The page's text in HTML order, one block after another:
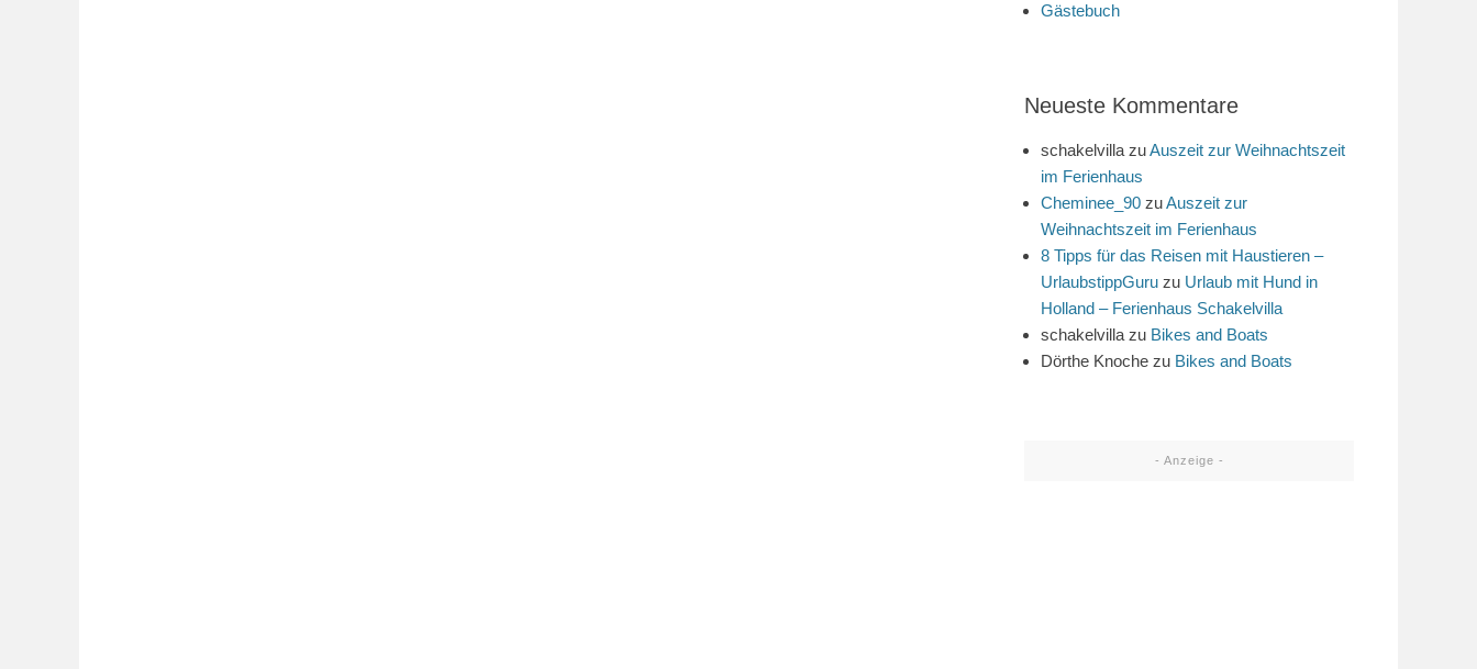
Gästebuch
Neueste Kommentare
schakelvilla zuAuszeit zur Weihnachtszeit
im Ferienhaus
Cheminee_90 zuAuszeit zur
Weihnachtszeit im Ferienhaus
8 Tipps für das Reisen mit Haustieren –
UrlaubstippGuru zu Urlaub mit Hund in
Holland – Ferienhaus Schakelvilla
schakelvilla zu Bikes and Boats
Dörthe Knoche zu Bikes and Boats
- Anzeige -